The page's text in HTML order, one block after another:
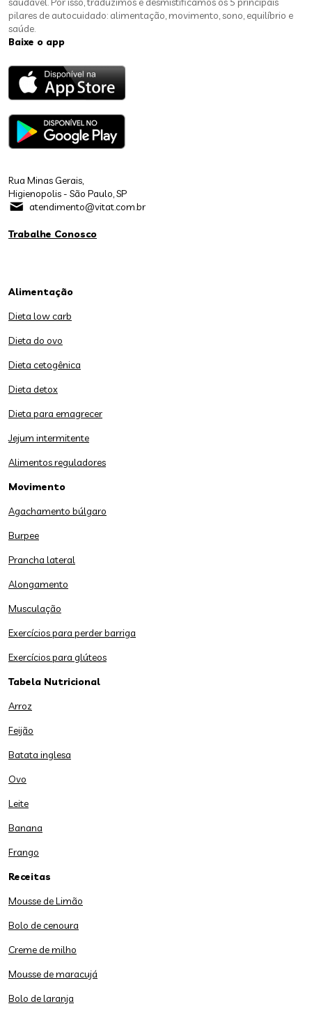
pilares de autocuidado: alimentação, movimento, sono, equilíbrio e
saúde.
Baixe o app
Rua Minas Gerais,
Higienopolis - São Paulo, SP
atendimento@vitat.com.br
Trabalhe Conosco
Alimentação
Dieta low carb
Dieta do ovo
Dieta cetogênica
Dieta detox
Dieta para emagrecer
Jejum intermitente
Alimentos reguladores
Movimento
Agachamento búlgaro
Burpee
Prancha lateral
Alongamento
Musculação
Exercícios para perder barriga
Exercícios para glúteos
Tabela Nutricional
Arroz
Feijão
Batata inglesa
Ovo
Leite
Banana
Frango
Receitas
Mousse de Limão
Bolo de cenoura
Creme de milho
Mousse de maracujá
Bolo de laranja